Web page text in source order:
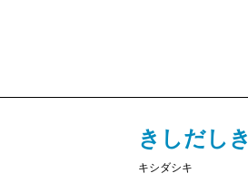
きしだしき
キシダシキ